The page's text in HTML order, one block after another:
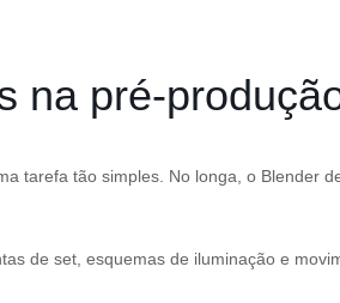
na pré-
tarefa tão simples. No longa, o Blender
de set, esquemas de iluminação e